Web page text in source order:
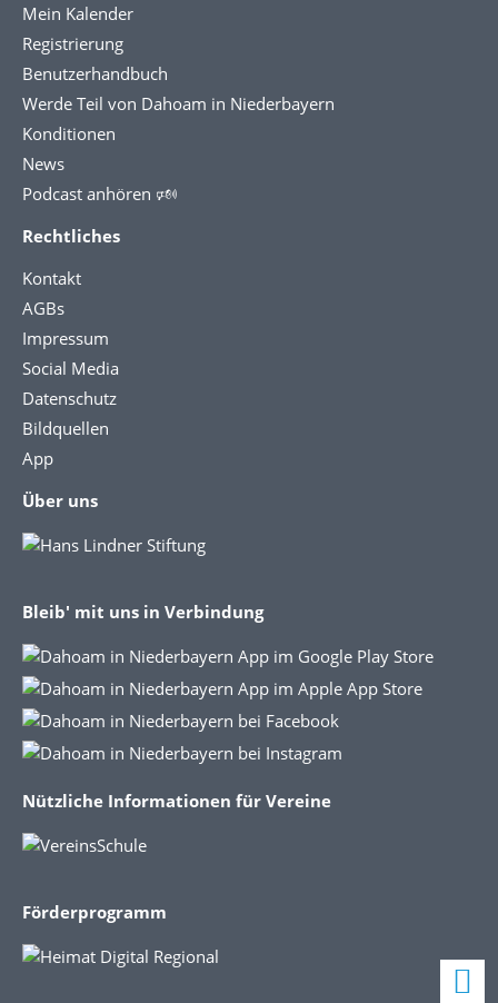
Mein Kalender
Registrierung
Benutzerhandbuch
Werde Teil von Dahoam in Niederbayern
Konditionen
News
Podcast anhören 🕬
Rechtliches
Kontakt
AGBs
Impressum
Social Media
Datenschutz
Bildquellen
App
Über uns
Bleib' mit uns in Verbindung
Nützliche Informationen für Vereine
Förderprogramm